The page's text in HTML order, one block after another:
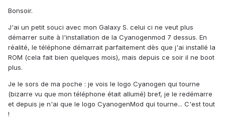
Bonsoir.
J'ai un petit souci avec mon Galaxy S. celui ci ne veut plus
démarrer suite à l'installation de la Cyanogenmod 7 dessus. En
réalité, le téléphone démarrait parfaitement dès que j'ai installé la
ROM (cela fait bien quelques mois), mais depuis ce soir il ne boot
plus.
Je le sors de ma poche : je vois le logo Cyanogen qui tourne
(bizarre vu que mon téléphone était allumé) bref, je le redémarre
et depuis je n'ai que le logo CyanogenMod qui tourne... C'est tout
!